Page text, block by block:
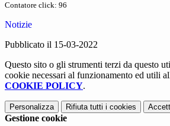
Contatore click: 96
Notizie
Pubblicato il 15-03-2022
Questo sito o gli strumenti terzi da questo
cookie necessari al funzionamento ed utili
COOKIE POLICY.
Personalizza Rifiuta tutti i cookies
Gestione cookie